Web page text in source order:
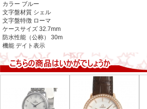
カラー ブルー
文字盤材質 シェル
文字盤特徴 ローマ
ケースサイズ 32.7mm
防水性能（公称）
30m
機能 デイト表示